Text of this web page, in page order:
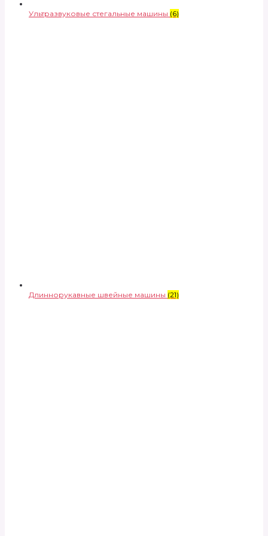
Ультразвуковые стегальные машины (6)
Длиннорукавные швейные машины (21)